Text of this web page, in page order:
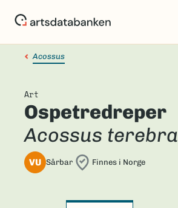
Acossus
Art
Ospetredreper
Acossus terebra
VU Sårbar Finnes i Norge